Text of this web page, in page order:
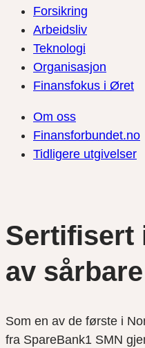
Forsikring
Arbeidsliv
Teknologi
Organisasjon
Finansfokus i Øret
Om oss
Finansforbundet.no
Tidligere utgivelser
Sertifisert
av
Som en av de første i
fra SpareBank1 SMN